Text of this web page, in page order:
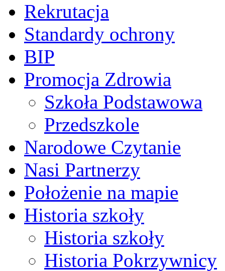
Rekrutacja
Standardy ochrony
BIP
Promocja Zdrowia
Szkoła Podstawowa
Przedszkole
Narodowe Czytanie
Nasi Partnerzy
Położenie na mapie
Historia szkoły
Historia szkoły
Historia Pokrzywnicy